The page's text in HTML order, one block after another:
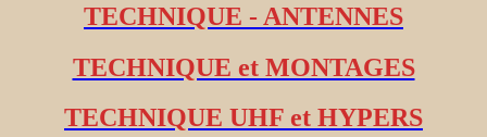
TECHNIQUE - ANTENNES
TECHNIQUE et MONTAGES
TECHNIQUE UHF et HYPERS